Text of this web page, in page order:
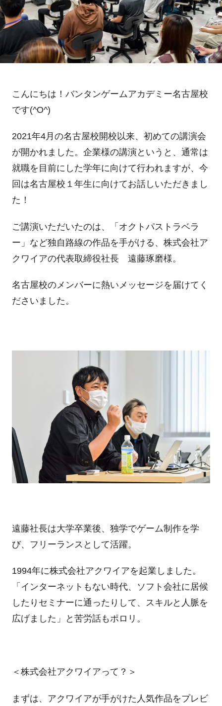
こんにちは！バンタンゲームアカデミー名古屋校
です(^O^)
2021年4月の名古屋校開校以来、初めての講演会
が開かれました。企業様の講演というと、通常は
就職を目前にした学年に向けて行われますが、今
回は名古屋校１年生に向けてお話しいただきまし
た！
ご講演いただいたのは、「オクトパストラベラ
ー」など独自路線の作品を手がける、株式会社ア
クワイアの代表取締役社長 遠藤琢磨様。
名古屋校のメンバーに熱いメッセージを届けてく
ださいました。
遠藤社長は大学卒業後、独学でゲーム制作を学
び、フリーランスとして活躍。
1994年に株式会社アクワイアを起業しました。
「インターネットもない時代、ソフト会社に居候
したりセミナーに通ったりして、スキルと人脈を
広げました」と苦労話もポロリ。
＜株式会社アクワイアって？＞
まずは、アクワイアが手がけた人気作品をプレビ